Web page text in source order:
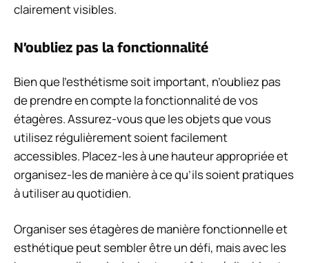
clairement visibles.
N’oubliez pas la fonctionnalité
Bien que l’esthétisme soit important, n’oubliez pas
de prendre en compte la fonctionnalité de vos
étagères. Assurez-vous que les objets que vous
utilisez régulièrement soient facilement
accessibles. Placez-les à une hauteur appropriée et
organisez-les de manière à ce qu’ils soient pratiques
à utiliser au quotidien.
Organiser ses étagères de manière fonctionnelle et
esthétique peut sembler être un défi, mais avec les